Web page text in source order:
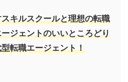
キルスクールと理想の転職
ジェントのいいところどり
転職エージェント！